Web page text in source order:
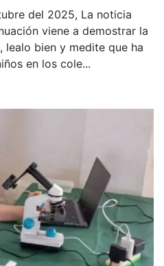
del 2025, La noticia
viene a demostrar la
lealo bien y medite que ha
en los cole...